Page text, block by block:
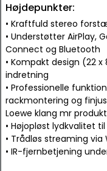
Højdepunkter:
• Kraftfuld stereo
• Understøtter AirPlay,
Connect og Bluetooth
• Kompakt design (22
indretning
• Professionelle
rackmontering og
Loewe klang mr
• Højopløst lydkvalitet
• Trådløs streaming
• IR-fjernbetjening